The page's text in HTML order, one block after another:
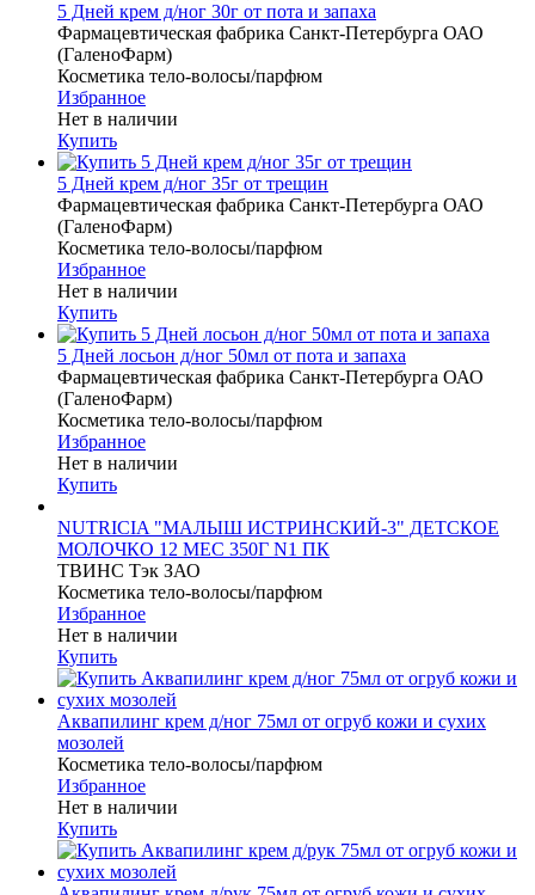
5 Дней крем д/ног 30г от пота и запаха
Фармацевтическая фабрика Санкт-Петербурга ОАО
(ГаленоФарм)
Косметика тело-волосы/парфюм
Избранное
Нет в наличии
Купить
5 Дней крем д/ног 35г от трещин
Фармацевтическая фабрика Санкт-Петербурга ОАО
(ГаленоФарм)
Косметика тело-волосы/парфюм
Избранное
Нет в наличии
Купить
5 Дней лосьон д/ног 50мл от пота и запаха
Фармацевтическая фабрика Санкт-Петербурга ОАО
(ГаленоФарм)
Косметика тело-волосы/парфюм
Избранное
Нет в наличии
Купить
NUTRICIA "МАЛЫШ ИСТРИНСКИЙ-3" ДЕТСКОЕ
МОЛОЧКО 12 МЕС 350Г N1 ПК
ТВИНС Тэк ЗАО
Косметика тело-волосы/парфюм
Избранное
Нет в наличии
Купить
Аквапилинг крем д/ног 75мл от огруб кожи и сухих
мозолей
Косметика тело-волосы/парфюм
Избранное
Нет в наличии
Купить